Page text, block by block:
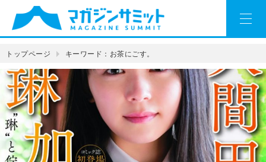
トップページ キーワード：お茶にごす。